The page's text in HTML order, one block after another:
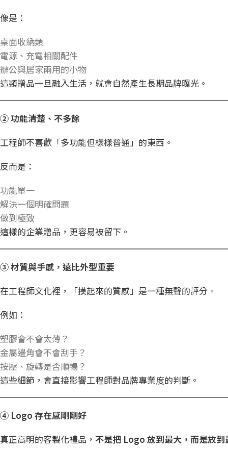
像是：
桌面收納類
電源、充電相關配件
辦公與居家兩用的小物
這類贈品一旦融入生活，就會自然產生長期品牌曝光。
②功能清楚、不多餘
工程師不喜歡「多功能但樣樣普通」的東西。
反而是：
功能單一
解決一個明確問題
做到極致
這樣的企業贈品，更容易被留下。
③材質與手感，遠比外型重要
在工程師文化裡，「摸起來的質感」是一種無聲的評分。
例如：
塑膠會不會太薄？
金屬邊角會不會刮手？
按壓、旋轉是否順暢？
這些細節，會直接影響工程師對品牌專業度的判斷。
④ Logo存在感剛剛好
真正高明的客製化禮品， 不是把 Logo放到最大，而是放